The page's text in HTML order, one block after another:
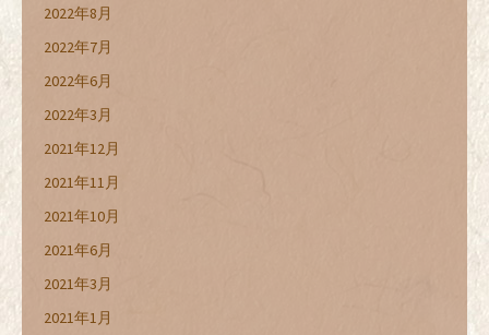
2022年8月
2022年7月
2022年6月
2022年3月
2021年12月
2021年11月
2021年10月
2021年6月
2021年3月
2021年1月